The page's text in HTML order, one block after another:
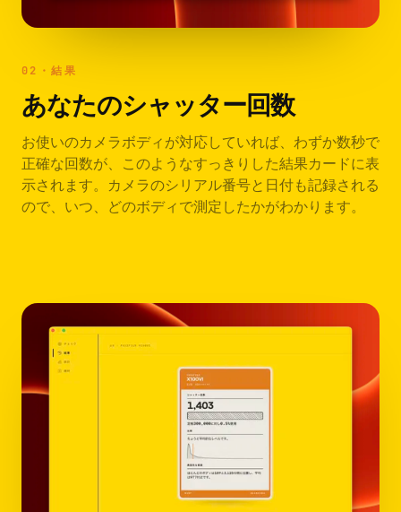
02・結果
あなたのシャッター回数
お使いのカメラボディが対応していれば、わずか数秒で
正確な回数が、このようなすっきりした結果カードに表
示されます。カメラのシリアル番号と日付も記録される
ので、いつ、どのボディで測定したかがわかります。